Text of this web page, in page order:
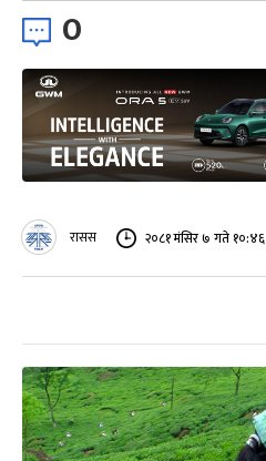
0
रासस २०८१ मंसिर ७ गते १०:४६